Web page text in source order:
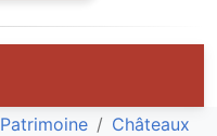
Patrimoine
Châteaux